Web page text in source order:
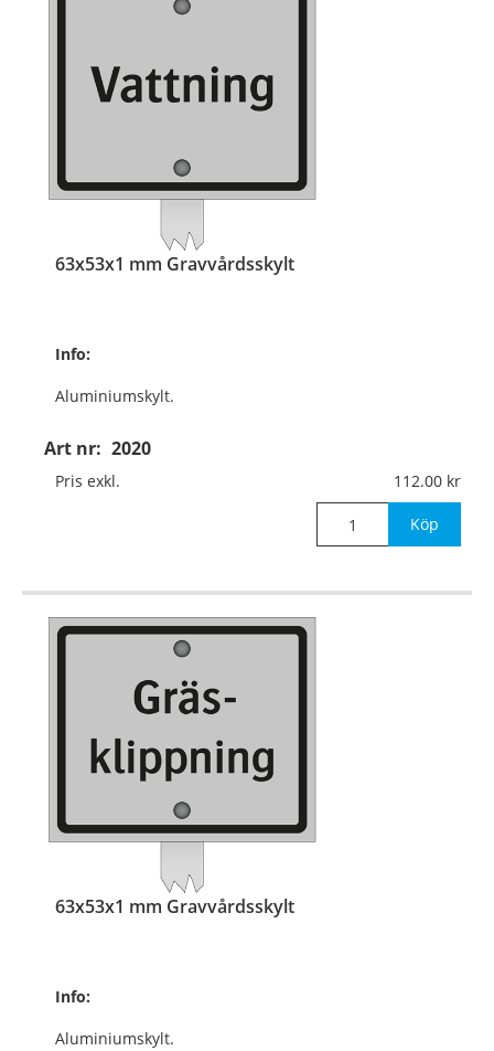
63x53x1 mm Gravvårdsskylt
Art nr: 2020
Info:
Aluminiumskylt.
Med aluminiumskena
350x10x3 mm
Pris exkl. 112.00
Köp
63x53x1 mm Gravvårdsskylt
Info:
Aluminiumskylt.